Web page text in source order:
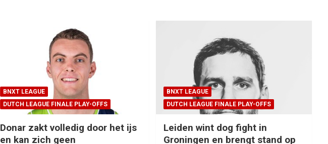
BNXT LEAGUE
DUTCH LEAGUE FINALE PLAY-OFFS
Donar zakt volledig door het ijs
en kan zich geen
BNXT LEAGUE
DUTCH LEAGUE FINALE PLAY-OFFS
Leiden wint dog fight in
Groningen en brengt stand op